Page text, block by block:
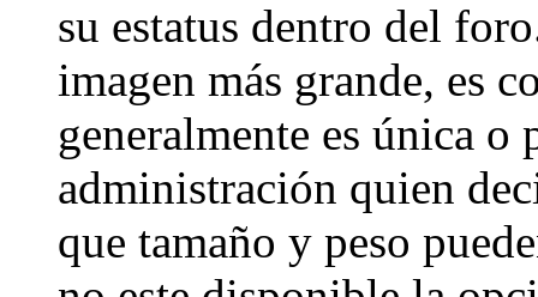
su estatus dentro del
imagen más grande, es
generalmente es única o
administración quien
que tamaño y peso